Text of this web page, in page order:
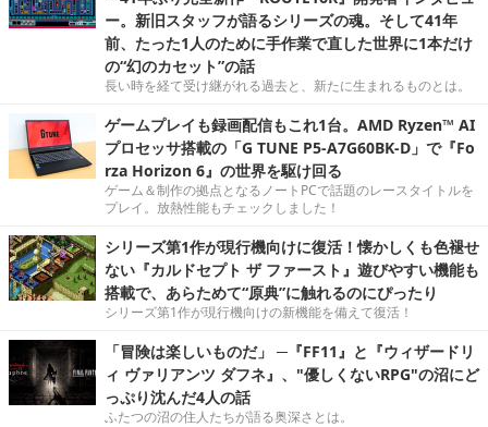
ー。新旧スタッフが語るシリーズの魂。そして41年
前、たった1人のために手作業で直した世界に1本だけ
の“幻のカセット”の話
長い時を経て受け継がれる過去と、新たに生まれるものとは。
ゲームプレイも録画配信もこれ1台。AMD Ryzen™ AI
プロセッサ搭載の「G TUNE P5-A7G60BK-D」で『Fo
rza Horizon 6』の世界を駆け回る
ゲーム＆制作の拠点となるノートPCで話題のレースタイトルを
プレイ。放熱性能もチェックしました！
シリーズ第1作が現行機向けに復活！懐かしくも色褪せ
ない『カルドセプト ザ ファースト』遊びやすい機能も
搭載で、あらためて“原典”に触れるのにぴったり
シリーズ第1作が現行機向けの新機能を備えて復活！
「冒険は楽しいものだ」 ─『FF11』と『ウィザードリ
ィ ヴァリアンツ ダフネ』、"優しくないRPG"の沼にど
っぷり沈んだ4人の話
ふたつの沼の住人たちが語る奥深さとは。